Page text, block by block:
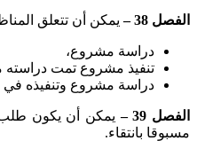
الفصل 38 –
يمكن أن تتعلق
دراسة مشروع،
تنفيذ مشروع تمت دراسته
دراسة مشروع وتنفيذه
الفصل 39 –
يمكن أن يكون طلب
مسبوقا بانتقاء.